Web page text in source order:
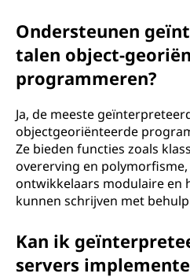
Ondersteunen
talen object-
programmeren?
Ja, de meeste
objectgeoriënteerde
Ze bieden functies zoals
overerving en
ontwikkelaars modulaire en
kunnen schrijven met
Kan ik
servers